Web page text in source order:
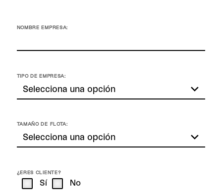
NOMBRE EMPRESA:
TIPO DE EMPRESA:
TAMAÑO DE FLOTA:
¿ERES CLIENTE?
Sí No